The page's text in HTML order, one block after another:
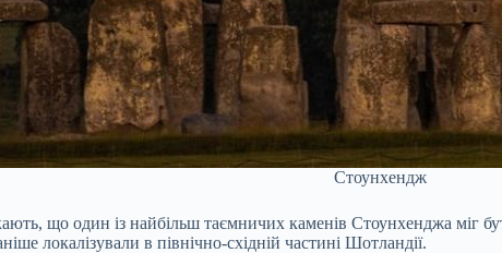
Стоунхендж
що один із найбільш таємничих каменів Стоунхенджа міг
локалізували в північно-східній частині Шотландії.